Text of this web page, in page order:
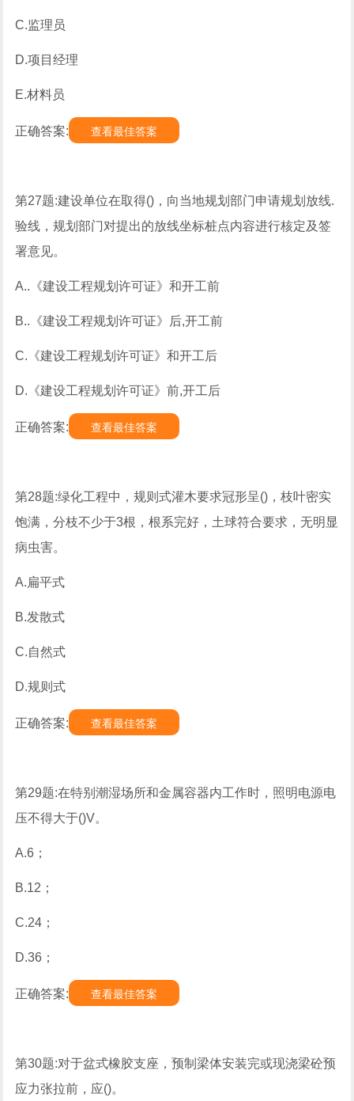
C.监理员
D.项目经理
E.材料员
正确答案: 查看最佳答案
第27题:建设单位在取得()，向当地规划部门申请规划放线.
验线，规划部门对提出的放线坐标桩点内容进行核定及签
署意见。
A..《建设工程规划许可证》和开工前
B..《建设工程规划许可证》后,开工前
C.《建设工程规划许可证》和开工后
D.《建设工程规划许可证》前,开工后
正确答案: 查看最佳答案
第28题:绿化工程中，规则式灌木要求冠形呈()，枝叶密实
饱满，分枝不少于3根，根系完好，土球符合要求，无明显
病虫害。
A.扁平式
B.发散式
C.自然式
D.规则式
正确答案: 查看最佳答案
第29题:在特别潮湿场所和金属容器内工作时，照明电源电
压不得大于()V。
A.6；
B.12；
C.24；
D.36；
正确答案: 查看最佳答案
第30题:对于盆式橡胶支座，预制梁体安装完或现浇梁砼预
应力张拉前，应()。